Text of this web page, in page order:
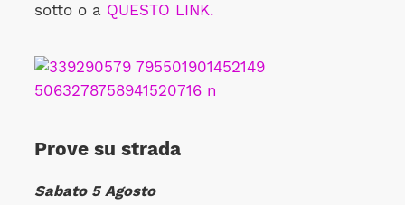
sotto o a QUESTO LINK.
Prove su strada
Sabato 5 Agosto